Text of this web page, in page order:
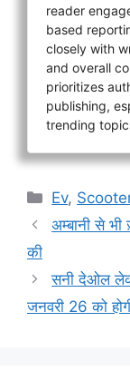
reader
based
closely with
and overall
prioritizes
publishing,
trending
Categories
Ev,
अम्बानी से भी
की
सनी देओल
जनवरी 26 को